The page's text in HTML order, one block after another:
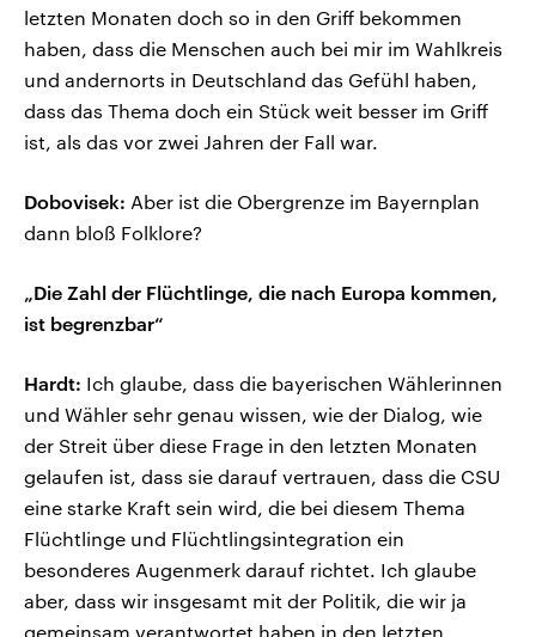
letzten Monaten doch so in den Griff bekommen
haben, dass die Menschen auch bei mir im Wahlkreis
und andernorts in Deutschland das Gefühl haben,
dass das Thema doch ein Stück weit besser im Griff
ist, als das vor zwei Jahren der Fall war.
Dobovisek: Aber ist die Obergrenze im Bayernplan
dann bloß Folklore?
„Die Zahl der Flüchtlinge, die nach Europa kommen,
ist begrenzbar“
Hardt: Ich glaube, dass die bayerischen Wählerinnen
und Wähler sehr genau wissen, wie der Dialog, wie
der Streit über diese Frage in den letzten Monaten
gelaufen ist, dass sie darauf vertrauen, dass die CSU
eine starke Kraft sein wird, die bei diesem Thema
Flüchtlinge und Flüchtlingsintegration ein
besonderes Augenmerk darauf richtet. Ich glaube
aber, dass wir insgesamt mit der Politik, die wir ja
gemeinsam verantwortet haben in den letzten